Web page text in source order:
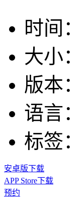
时间：
大小：
版本：
语言：
标签：
安卓版下载
APP Store下载
预约